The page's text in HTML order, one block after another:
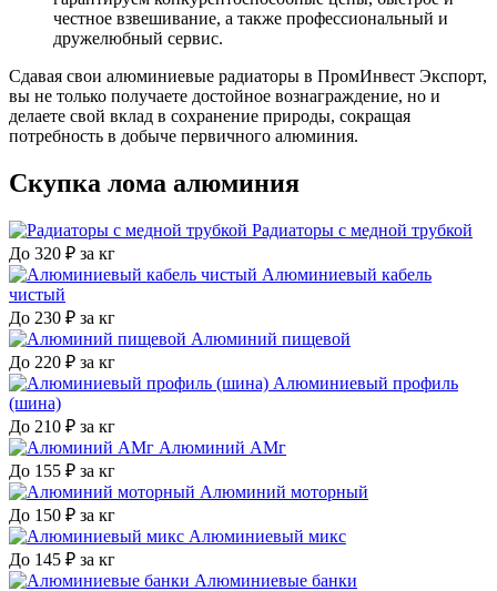
честное взвешивание, а также профессиональный и
дружелюбный сервис.
Сдавая свои алюминиевые радиаторы в ПромИнвест Экспорт,
вы не только получаете достойное вознаграждение, но и
делаете свой вклад в сохранение природы, сокращая
потребность в добыче первичного алюминия.
Скупка лома алюминия
Радиаторы с медной трубкой
До 320 ₽ за кг
Алюминиевый кабель
чистый
До 230 ₽ за кг
Алюминий пищевой
До 220 ₽ за кг
Алюминиевый профиль
(шина)
До 210 ₽ за кг
Алюминий АМг
До 155 ₽ за кг
Алюминий моторный
До 150 ₽ за кг
Алюминиевый микс
До 145 ₽ за кг
Алюминиевые банки